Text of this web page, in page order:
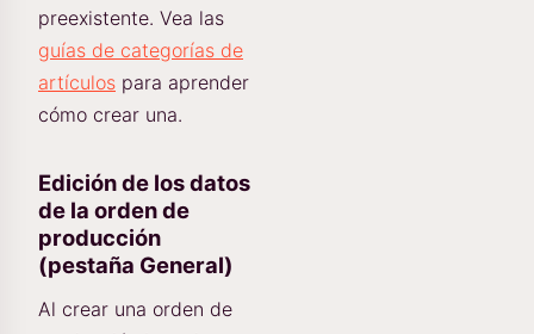
preexistente. Vea las
guías de categorías de
artículos para aprender
cómo crear una.
Edición de los datos
de la orden de
producción
(pestaña General)
Al crear una orden de